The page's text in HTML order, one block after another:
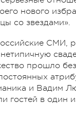
нового
со звездами».
СМИ,
прошло
и Вадим
гостей в один